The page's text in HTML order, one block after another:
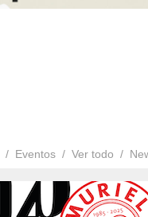
Eventos Ver todo